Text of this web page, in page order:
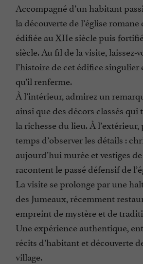
Accompagné d’un habitant
la découverte de l’église romane
édifiée au XIIe siècle puis
siècle. Au fil de la visite, laissez-
l’histoire de cet édifice singulier
qu’il renferme.
À l’intérieur, admirez un
ainsi que des décors classés
la richesse du lieu. À l’extérieur,
temps d’observer les détails :
aujourd’hui murée et vestiges
racontent le passé défensif de
La visite se prolonge par une
des Jumeaux, récemment
empreint de mystère et de
Une expérience authentique,
récits d’habitant et découverte
village.